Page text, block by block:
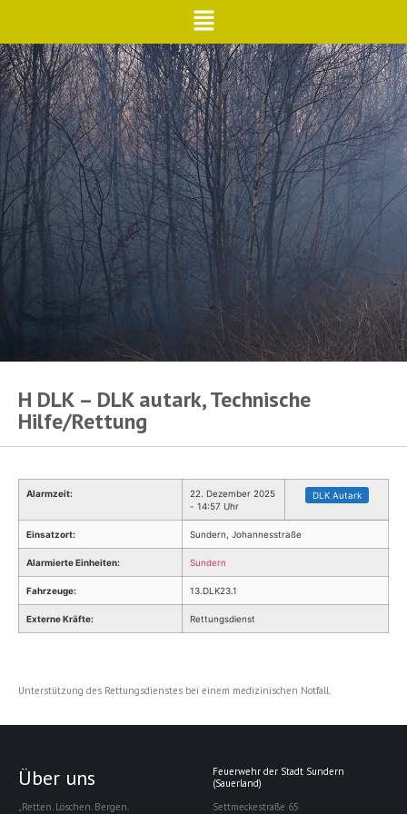
H DLK – DLK autark, Technische
Hilfe/Rettung
Alarmzeit:
22. Dezember 2025
- 14:57 Uhr
DLK Autark
Einsatzort: Sundern, Johannesstraße
Alarmierte Einheiten: Sundern
Fahrzeuge: 13.DLK23.1
Externe Kräfte: Rettungsdienst
Unterstützung des Rettungsdienstes bei einem medizinischen Notfall.
Über uns
„Retten. Löschen. Bergen.
Feuerwehr der Stadt Sundern
(Sauerland)
Settmeckestraße 65